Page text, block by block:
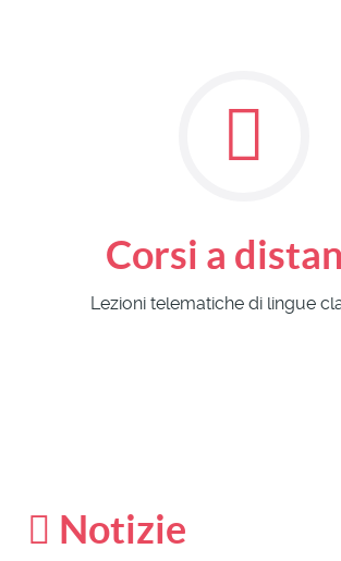
Corsi a
Lezioni telematiche di lingue
Notizie